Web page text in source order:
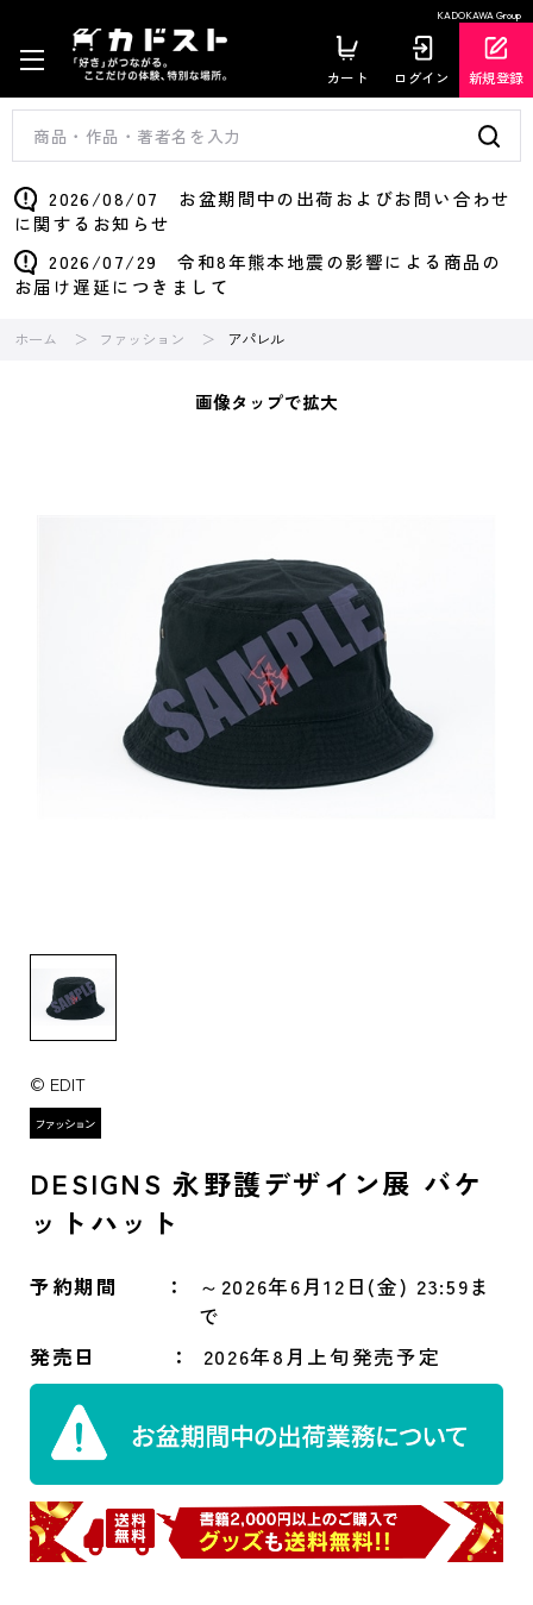
KADOKAWA Group
カート ログイン 新規登録
2026/08/07 お盆期間中の出荷およびお問い合わせ
に関するお知らせ
2026/07/29 令和8年熊本地震の影響による商品の
お届け遅延につきまして
ホーム ファッション アパレル
画像タップで拡大
© EDIT
DESIGNS 永野護デザイン展 バケ
ットハット
予約期間
～2026年6月12日(金) 23:59ま
で
発売日
2026年8月上旬発売予定